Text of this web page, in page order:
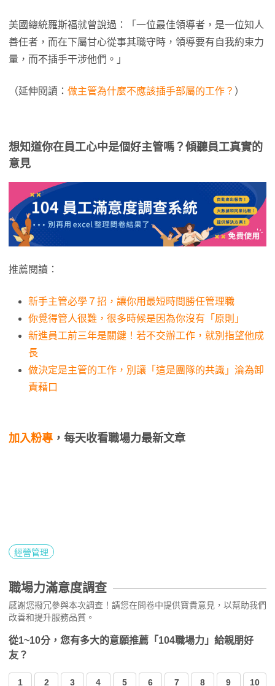
美國總統羅斯福就曾說過：「一位最佳領導者，是一位知人
善任者，而在下屬甘心從事其職守時，領導要有自我約束力
量，而不插手干涉他們。」
（延伸閱讀： 做主管為什麼不應該插手部屬的工作？ ）
想知道你在員工心中是個好主管嗎？傾聽員工真實的
意見
推薦閱讀：
新手主管必學７招，讓你用最短時間勝任管理職
你覺得管人很難，很多時候是因為你沒有「原則」
新進員工前三年是關鍵！若不交辦工作，就別指望他成
長
做決定是主管的工作，別讓「這是團隊的共識」淪為卸
責藉口
加入粉專 ，每天收看職場力最新文章
經營管理
職場力滿意度調查
感謝您撥冗參與本次調查！請您在問卷中提供寶貴意見，以幫助我們
改善和提升服務品質。
從1~10分，您有多大的意願推薦「104職場力」給親朋好
友？
1 2 3 4 5 6 7 8 9 10